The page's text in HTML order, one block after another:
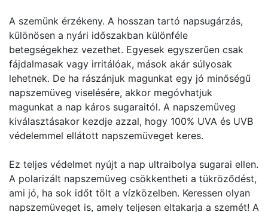
A szemünk érzékeny. A hosszan tartó napsugárzás,
különösen a nyári időszakban különféle
betegségekhez vezethet. Egyesek egyszerűen csak
fájdalmasak vagy irritálóak, mások akár súlyosak
lehetnek. De ha rászánjuk magunkat egy jó minőségű
napszemüveg viselésére, akkor megóvhatjuk
magunkat a nap káros sugaraitól. A napszemüveg
kiválasztásakor kezdje azzal, hogy 100% UVA és UVB
védelemmel ellátott napszemüveget keres.
Ez teljes védelmet nyújt a nap ultraibolya sugarai ellen.
A polarizált napszemüveg csökkentheti a tükröződést,
ami jó, ha sok időt tölt a vízközelben. Keressen olyan
napszemüveget is, amely teljesen eltakarja a szemét! A